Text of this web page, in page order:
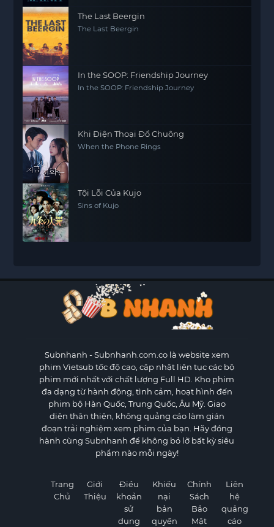
The Last Beergin
The Last Beergin
In the SOOP: Friendship Journey
In the SOOP: Friendship Journey
Khi Điện Thoại Đổ Chuông
When the Phone Rings
Tội Lỗi Của Kujo
Sins of Kujo
Subnhanh - Subnhanh.com.co là website xem
phim Vietsub tốc độ cao, cập nhật liên tục các bộ
phim mới nhất với chất lượng Full HD. Kho phim
đa dạng từ hành động, tình cảm, hoạt hình đến
phim bộ Hàn Quốc, Trung Quốc, Âu Mỹ. Giao
diện thân thiện, không quảng cáo làm gián
đoạn trải nghiệm xem phim của bạn. Hãy đồng
hành cùng Subnhanh để không bỏ lỡ bất kỳ siêu
phẩm nào mỗi ngày!
Trang
Chủ
Giới
Thiệu
Điều
khoản
sử
dụng
Khiếu
nại
bản
quyền
Chính
Sách
Bảo
Mật
Liên
hệ
quảng
cáo